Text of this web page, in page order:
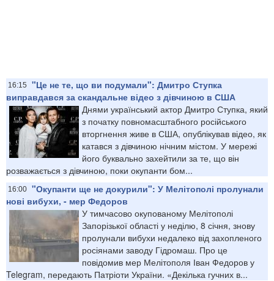
16:15
"Це не те, що ви подумали": Дмитро Ступка
виправдався за скандальне відео з дівчиною в США
Днями український актор Дмитро Ступка, який
з початку повномасштабного російського
вторгнення живе в США, опублікував відео, як
катався з дівчиною нічним містом. У мережі
його буквально захейтили за те, що він
розважається з дівчиною, поки окупанти бом...
16:00 "Окупанти ще не докурили": У Мелітополі пролунали
нові вибухи, - мер Федоров
У тимчасово окупованому Мелітополі
Запорізької області у неділю, 8 січня, знову
пролунали вибухи недалеко від захопленого
росіянами заводу Гідромаш. Про це
повідомив мер Мелітополя Іван Федоров у
Telegram, передають Патріоти України. «Декілька гучних в...